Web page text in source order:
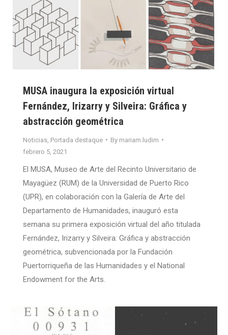
MUSA inaugura la exposición virtual
Fernández, Irizarry y Silveira: Gráfica y
abstracción geométrica
Noticias Portada destaque By mariam.ludim
febrero 5, 2021
El MUSA, Museo de Arte del Recinto Universitario de
Mayagüez (RUM) de la Universidad de Puerto Rico
(UPR), en colaboración con la Galería de Arte del
Departamento de Humanidades, inauguró esta
semana su primera exposición virtual del año titulada
Fernández, Irizarry y Silveira: Gráfica y abstracción
geométrica, subvencionada por la Fundación
Puertorriqueña de las Humanidades y el National
Endowment for the Arts.